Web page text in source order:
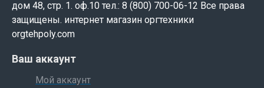
дом 48, стр. 1. оф.10 тел.: 8 (800) 700-06-12 Все права
защищены. интернет магазин оргтехники
orgtehpoly.com
Ваш аккаунт
Мой аккаунт